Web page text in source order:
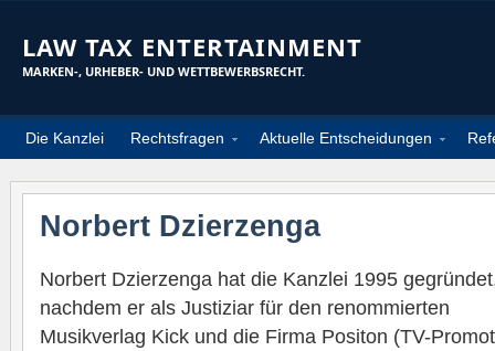
LAW TAX ENTERTAINMENT
MARKEN-, URHEBER- UND WETTBEWERBSRECHT.
Die Kanzlei Rechtsfragen Aktuelle Entscheidungen
Norbert Dzierzenga
Norbert Dzierzenga hat die Kanzlei 1995
nachdem er als Justiziar für den renommierten
Musikverlag Kick und die Firma Positon (TV-